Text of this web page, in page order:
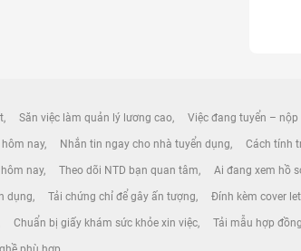
Săn việc làm quản lý lương cao Việc đang tuyển – nộp
nay Nhắn tin ngay cho nhà tuyển dụng Cách tính
nay Theo dõi NTD bạn quan tâm Ai đang xem hồ
dụng Tải chứng chỉ để gây ấn tượng Đính kèm cover
Chuẩn bị giấy khám sức khỏe xin việc Tải mẫu hợp